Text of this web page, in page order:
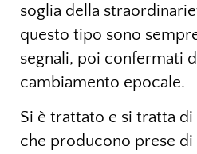
soglia della
questo tipo sono
segnali, poi confermati
cambiamento epocale.
Si è trattato e si tratta
che producono prese di